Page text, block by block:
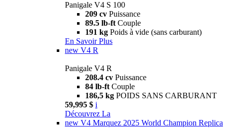
Panigale V4 S 100
209 cv Puissance
89.5 lb-ft Couple
191 kg Poids à vide (sans carburant)
En Savoir Plus
new V4 R
Panigale V4 R
208.4 cv Puissance
84 lb-ft Couple
186,5 kg POIDS SANS CARBURANT
59,995 $ i
Découvrez La
new V4 Marquez 2025 World Champion Replica